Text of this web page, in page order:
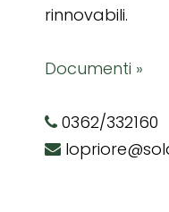
rinnovabili.
Documenti »
0362/332160